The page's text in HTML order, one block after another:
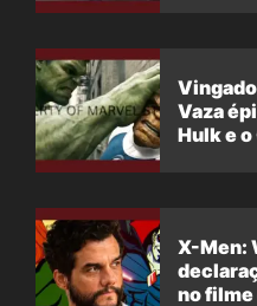
Vaza
Hulk e o
X-Men:
no filme